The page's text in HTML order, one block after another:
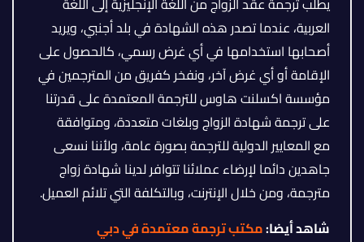
العربية، عندما تصدر هذه الشهادة في بلد أجنبي، ويريد
أصحابها استخدامها في أي غرض رسمي، كالحصول على
الإقامة أو أي غرض آخر، ونفخر كفريق من المترجمين في
مؤسسة اكسلنت هاوس للترجمة المعتمدة على قدرتنا
على ترجمة شهادة الزواج وبلغات متعددة، ومتوافقة
مع المعايير الدولية للترجمة بصورة عامة، ولأننا نسعى
جاهدين دائما لإرضاء عملائنا تتوافر لدينا شهادة زواج
مترجمة، ومن خلال الإنترنت، وبالتكلفة التي تلائم العميل.
شاهد أيضا:مكتب ترجمة معتمدة في دبي